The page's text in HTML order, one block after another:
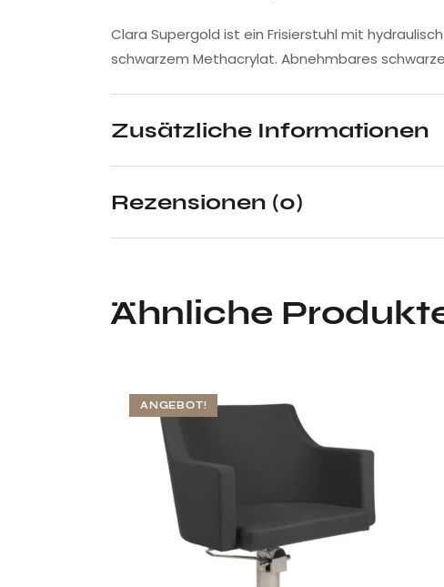
Clara Supergold ist ein Frisierstuhl mit
schwarzem Methacrylat. Abnehmbares
Zusätzliche Informationen
Rezensionen (0)
Ähnliche
ANGEBOT!